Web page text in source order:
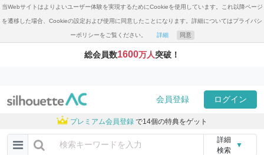
当Webサイトはよりよいユーザー体験を実現するためにCookieを使用しています。これ以降ページ
を遷移した場合、Cookieの設定および使用に同意したことになります。詳細についてはプライバシ
ーポリシーをご覧ください。 詳細 同意
総会員数1600万人突破！
会員登録 ログイン
プレミアム会員登録 で14個の特典をゲット
詳細
検索
▼